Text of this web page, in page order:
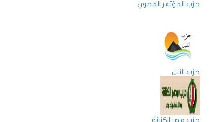
حزب المؤتمر المصري
حزب النيل
حزب مصر الكنانة